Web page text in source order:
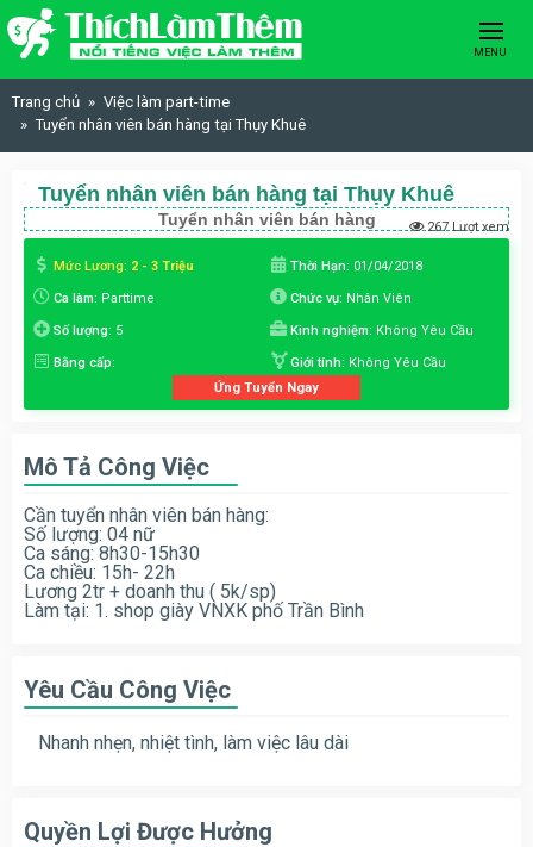
Skip to content
MENU
Trang chủ
Việc làm part-time
Tuyển nhân viên bán hàng tại Thụy Khuê
Tuyển nhân viên bán hàng tại Thụy Khuê
Tuyển nhân viên bán hàng 267 Lượt xem
Mức Lương: 2 - 3 Triệu Thời Hạn: 01/04/2018
Ca làm: Parttime Chức vụ: Nhân Viên
Số lượng: 5 Kinh nghiệm: Không Yêu Cầu
Bằng cấp: Giới tính: Không Yêu Cầu
Ứng Tuyển Ngay
Mô Tả Công Việc
Cần tuyển nhân viên bán hàng:
Số lượng: 04 nữ
Ca sáng: 8h30-15h30
Ca chiều: 15h- 22h
Lương 2tr + doanh thu ( 5k/sp)
Làm tại: 1. shop giày VNXK phố Trần Bình
Yêu Cầu Công Việc
Nhanh nhẹn, nhiệt tình, làm việc lâu dài
Quyền Lợi Được Hưởng